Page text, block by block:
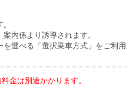
内係より誘導されます。
選べる「選択乗車方式」をご利用
金は別途かかります。